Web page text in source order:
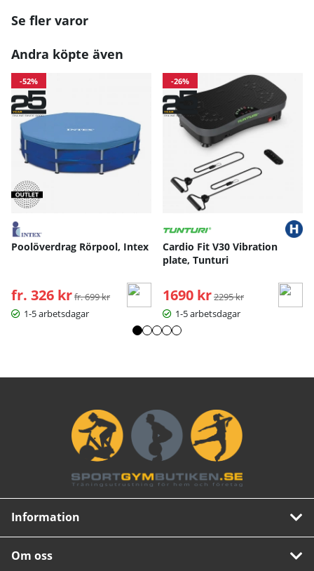
Se fler varor
Andra köpte även
-52%
Poolöverdrag Rörpool, Intex
fr. 326 kr Ordinarie pris:
fr. 699 kr
1-5 arbetsdagar
-26%
Cardio Fit V30 Vibration
plate, Tunturi
1690 kr Ordinarie pris:
2295 kr
1-5 arbetsdagar
Information
Om oss